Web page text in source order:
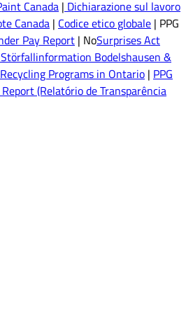
Canada | Dichiarazione sul lavoro
Canada | Codice etico globale | PPG
Pay Report | NoSurprises Act
Bodelshausen &
Programs in Ontario | PPG
(Relatório de Transparência